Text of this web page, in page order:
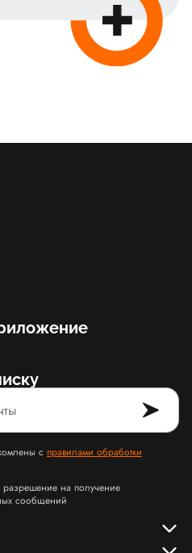
с правилами обработки
разрешение на получение
сообщений